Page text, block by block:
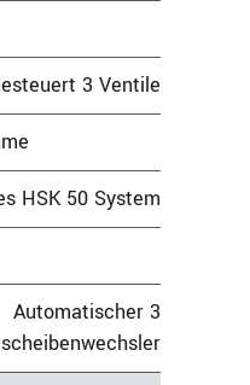
3 Ventile
HSK 50 System
Automatischer 3